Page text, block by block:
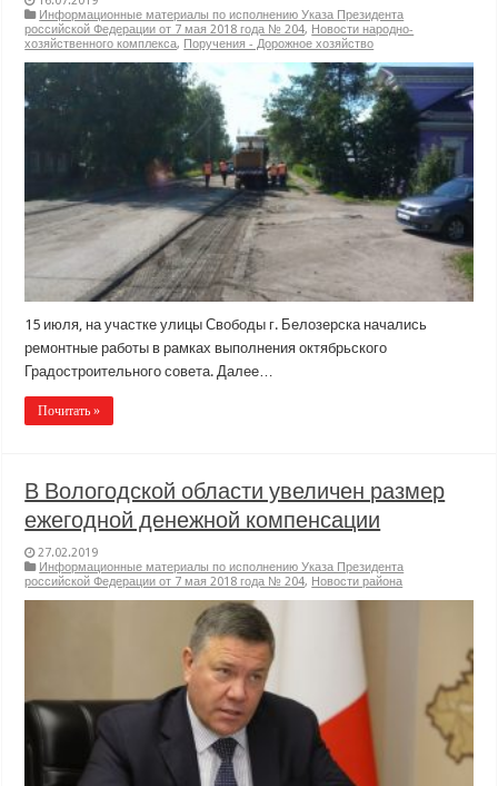
Информационные материалы по исполнению Указа Президента
российской Федерации от 7 мая 2018 года № 204, Новости народно-
хозяйственного комплекса, Поручения - Дорожное хозяйство
15 июля, на участке улицы Свободы г. Белозерска начались
ремонтные работы в рамках выполнения октябрьского
Градостроительного совета. Далее…
Почитать »
В Вологодской области увеличен размер
ежегодной денежной компенсации
27.02.2019
Информационные материалы по исполнению Указа Президента
российской Федерации от 7 мая 2018 года № 204, Новости района